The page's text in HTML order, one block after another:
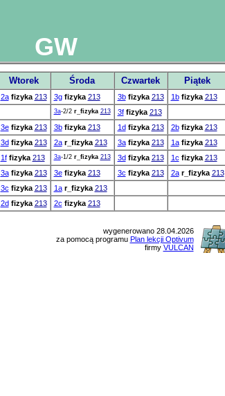
GW
Wtorek Środa Czwartek Piątek
2a fizyka 213 3g fizyka 213 3b fizyka 213 1b fizyka 213
3a-2/2 r_fizyka 213 3f fizyka 213
3e fizyka 213 3b fizyka 213 1d fizyka 213 2b fizyka 213
3d fizyka 213 2a r_fizyka 213 3a fizyka 213 1a fizyka 213
1f fizyka 213 3a-1/2 r_fizyka 213 3d fizyka 213 1c fizyka 213
3a fizyka 213 3e fizyka 213 3c fizyka 213 2a r_fizyka 213
3c fizyka 213 1a r_fizyka 213
2d fizyka 213 2c fizyka 213
wygenerowano 28.04.2026
za pomocą programu Plan lekcji Optivum
firmy VULCAN